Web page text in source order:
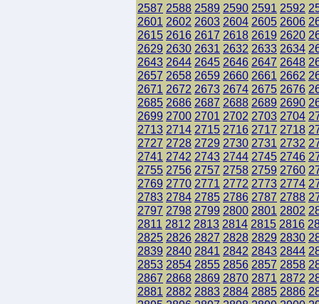
2587 2588 2589 2590 2591 2592
2601 2602 2603 2604 2605 2606
2615 2616 2617 2618 2619 2620
2629 2630 2631 2632 2633 2634
2643 2644 2645 2646 2647 2648
2657 2658 2659 2660 2661 2662
2671 2672 2673 2674 2675 2676
2685 2686 2687 2688 2689 2690
2699 2700 2701 2702 2703 2704
2713 2714 2715 2716 2717 2718
2727 2728 2729 2730 2731 2732
2741 2742 2743 2744 2745 2746
2755 2756 2757 2758 2759 2760
2769 2770 2771 2772 2773 2774
2783 2784 2785 2786 2787 2788
2797 2798 2799 2800 2801 2802
2811 2812 2813 2814 2815 2816
2825 2826 2827 2828 2829 2830
2839 2840 2841 2842 2843 2844
2853 2854 2855 2856 2857 2858
2867 2868 2869 2870 2871 2872
2881 2882 2883 2884 2885 2886